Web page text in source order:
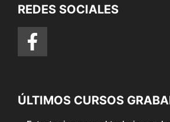
REDES SOCIALES
ÚLTIMOS CURSOS